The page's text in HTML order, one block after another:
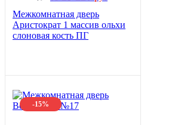
Межкомнатная дверь
Аристократ 1 массив ольхи
слоновая кость ПГ
-15%